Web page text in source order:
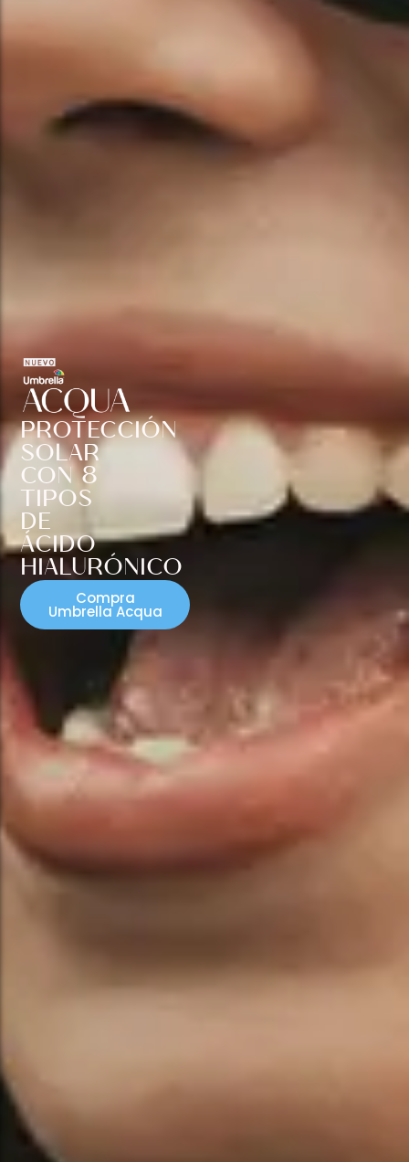
PROTECCIÓN
SOLAR
CON 8
TIPOS
DE
ÁCIDO
HIALURÓNICO
Compra
Umbrella Acqua